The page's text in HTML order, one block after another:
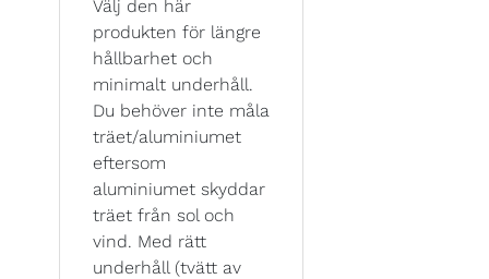
Välj den här
produkten för längre
hållbarhet och
minimalt underhåll.
Du behöver inte måla
träet/aluminiumet
eftersom
aluminiumet skyddar
träet från sol och
vind. Med rätt
underhåll (tvätt av